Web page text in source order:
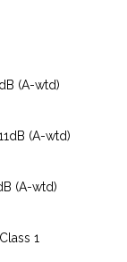
(A-wtd)
(A-wtd)
(A-wtd)
1